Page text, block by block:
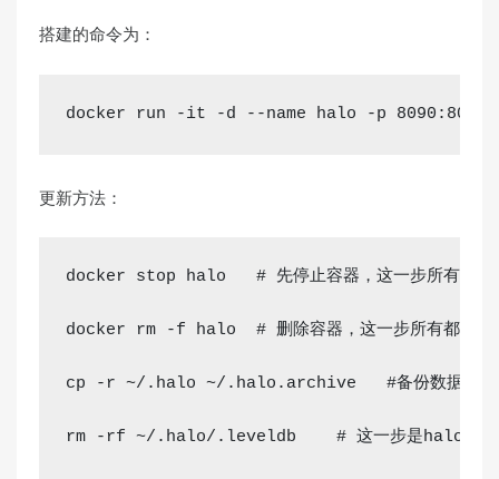
搭建的命令为：
docker run -it -d --name halo -p
更新方法：
docker stop halo # 先停止容器，这一步所有都一
docker rm -f halo # 删除容器，这一步所有都一样
cp -r ~/.halo ~/.halo.archive #备份数据（
rm -rf ~/.halo/.leveldb # 这一步是halo特有